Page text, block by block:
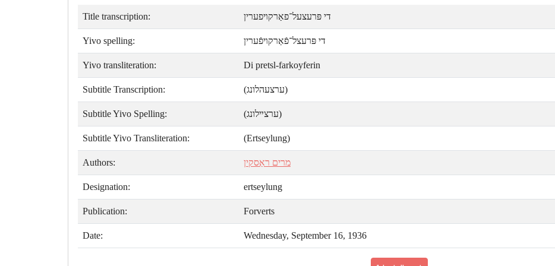
Title transcription: די פּרעצעל־פאַרקױפערין
Yivo spelling: די פּרעצל־פֿאַרקױפֿערין
Yivo transliteration: Di pretsl-farkoyferin
Subtitle Transcription: (ערצעהלונג)
Subtitle Yivo Spelling: (ערצײלונג)
Subtitle Yivo Transliteration: (Ertseylung)
Authors: מרים ראַסקין
Designation: ertseylung
Publication: Forverts
Date: Wednesday, September 16, 1936